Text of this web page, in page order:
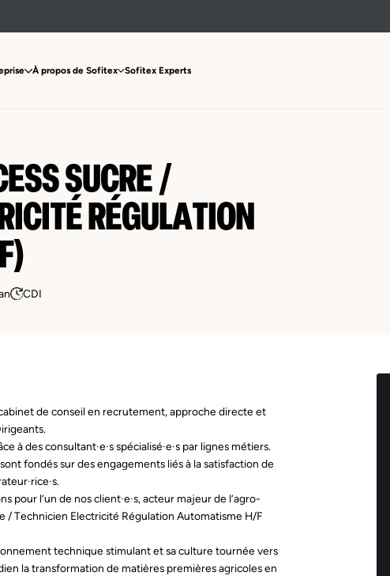
À propos de Sofitex Sofitex Experts
SUCRE /
RÉGULATION
CDI
de conseil en recrutement, approche directe et
à des consultant·e·s spécialisé·e·s par lignes métiers.
fondés sur des engagements liés à la satisfaction de
pour l’un de nos client·e·s, acteur majeur de l’agro-
/ Technicien Electricité Régulation Automatisme H/F
technique stimulant et sa culture tournée vers
la transformation de matières premières agricoles en